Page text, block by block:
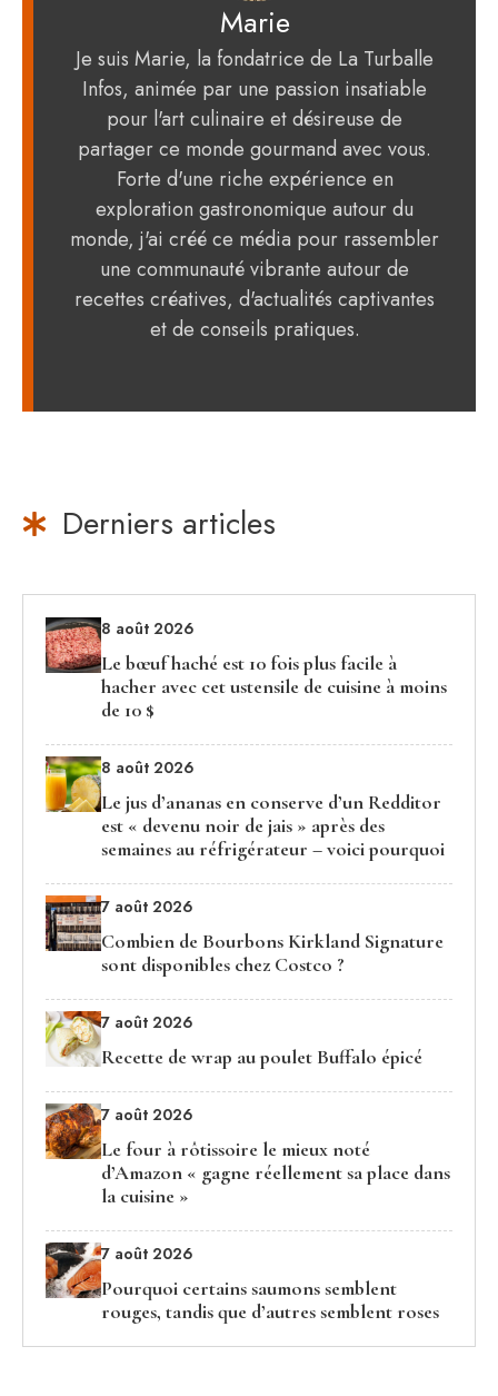
Marie
Je suis Marie, la fondatrice de La Turballe
Infos, animée par une passion insatiable
pour l'art culinaire et désireuse de
partager ce monde gourmand avec vous.
Forte d'une riche expérience en
exploration gastronomique autour du
monde, j'ai créé ce média pour rassembler
une communauté vibrante autour de
recettes créatives, d'actualités captivantes
et de conseils pratiques.
Derniers articles
8 août 2026
Le bœuf haché est 10 fois plus facile à
hacher avec cet ustensile de cuisine à moins
de 10 $
8 août 2026
Le jus d’ananas en conserve d’un Redditor
est « devenu noir de jais » après des
semaines au réfrigérateur – voici pourquoi
7 août 2026
Combien de Bourbons Kirkland Signature
sont disponibles chez Costco ?
7 août 2026
Recette de wrap au poulet Buffalo épicé
7 août 2026
Le four à rôtissoire le mieux noté
d’Amazon « gagne réellement sa place dans
la cuisine »
7 août 2026
Pourquoi certains saumons semblent
rouges, tandis que d’autres semblent roses